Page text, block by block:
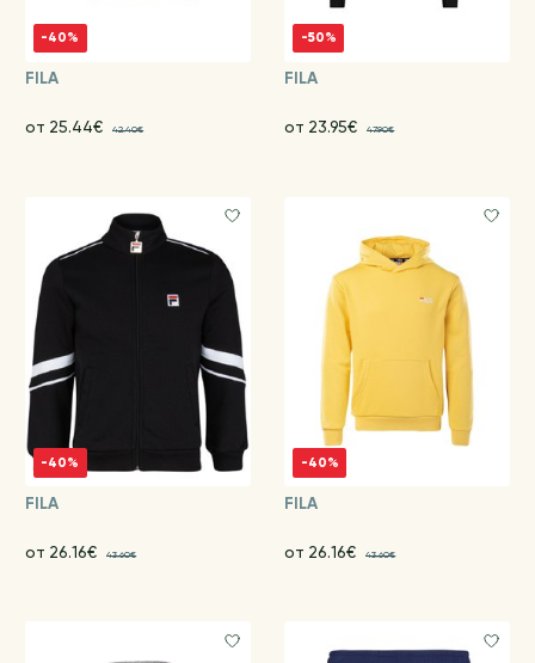
-40%
FILA
от 25.44€ 42.40€
-50%
FILA
от 23.95€ 47.90€
-40%
FILA
от 26.16€ 43.60€
-40%
FILA
от 26.16€ 43.60€